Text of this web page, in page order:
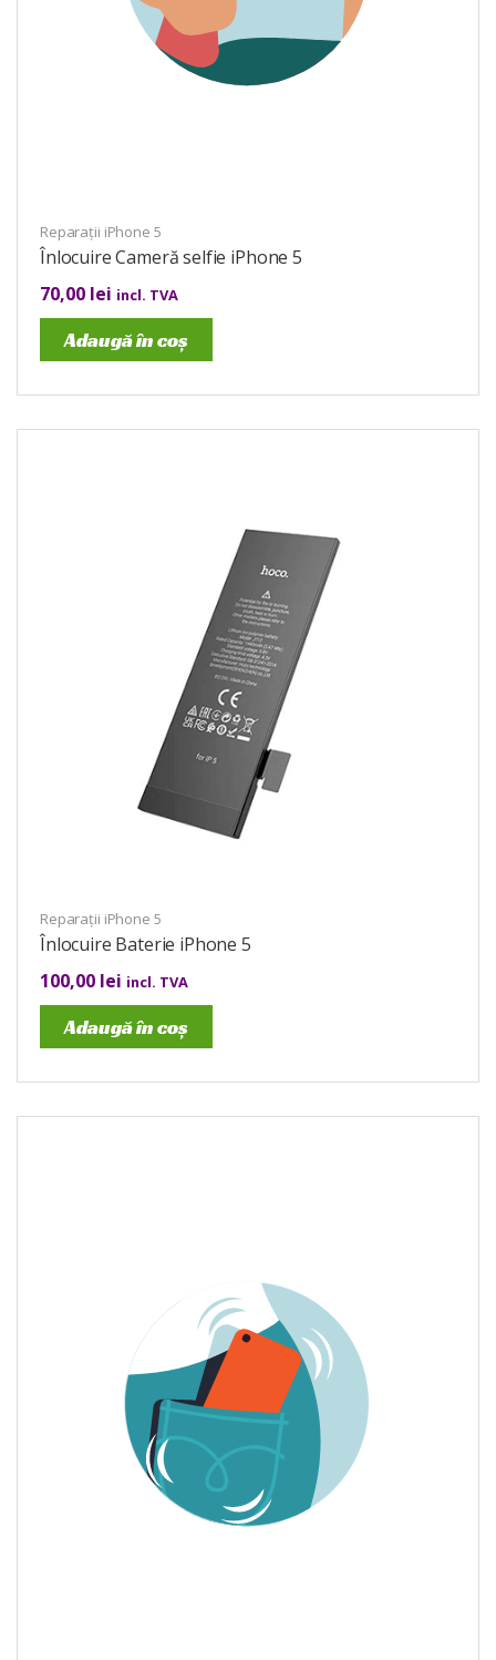
Reparații iPhone 5
Înlocuire Cameră selfie iPhone 5
70,00 lei incl. TVA
Adaugă în coș
Reparații iPhone 5
Înlocuire Baterie iPhone 5
100,00 lei incl. TVA
Adaugă în coș